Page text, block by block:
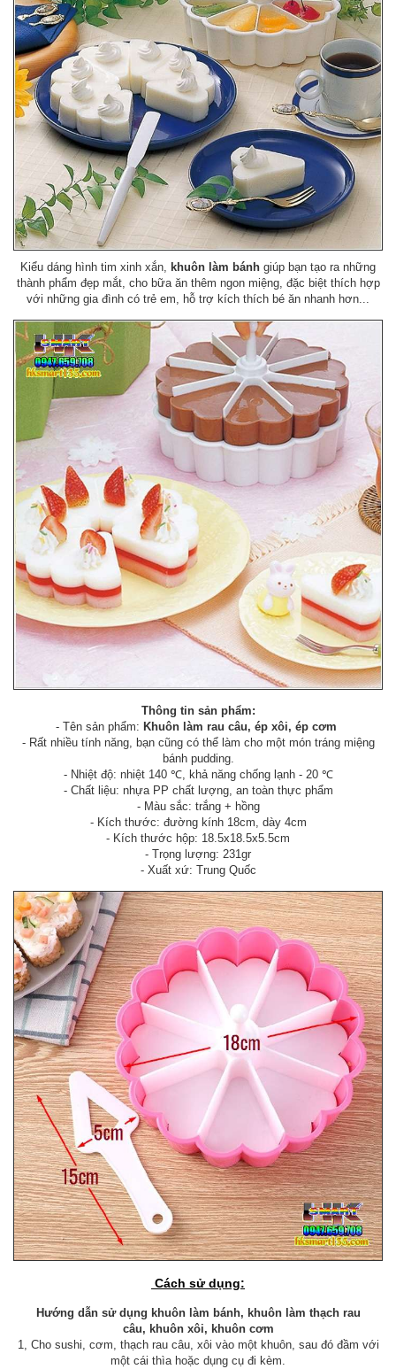
Kiểu dáng hình tim xinh xắn, khuôn làm bánh giúp bạn tạo ra những
thành phẩm đẹp mắt, cho bữa ăn thêm ngon miệng, đặc biệt thích hợp
với những gia đình có trẻ em, hỗ trợ kích thích bé ăn nhanh hơn...
Thông tin sản phẩm:
- Tên sản phẩm: Khuôn làm rau câu, ép xôi, ép cơm
- Rất nhiều tính năng, bạn cũng có thể làm cho một món tráng miệng
bánh pudding.
- Nhiệt độ: nhiệt 140 ℃, khả năng chống lạnh - 20 ℃
- Chất liệu: nhựa PP chất lượng, an toàn thực phẩm
- Màu sắc: trắng + hồng
- Kích thước: đường kính 18cm, dày 4cm
- Kích thước hộp: 18.5x18.5x5.5cm
- Trọng lượng: 231gr
- Xuất xứ: Trung Quốc
Cách sử dụng:
Hướng dẫn sử dụng khuôn làm bánh, khuôn làm thạch rau
câu, khuôn xôi, khuôn cơm
1, Cho sushi, cơm, thạch rau câu, xôi vào một khuôn, sau đó đầm với
một cái thìa hoặc dụng cụ đi kèm.